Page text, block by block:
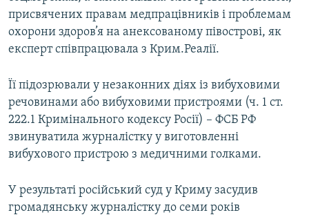
присвячених правам медпрацівників і проблемам
охорони здоров’я на анексованому півострові, як
експерт співпрацювала з Крим.Реалії.
Її підозрювали у незаконних діях із вибуховими
речовинами або вибуховими пристроями (ч. 1 ст.
222.1 Кримінального кодексу Росії) – ФСБ РФ
звинуватила журналістку у виготовленні
вибухового пристрою з медичними голками.
У результаті російський суд у Криму засудив
громадянську журналістку до семи років